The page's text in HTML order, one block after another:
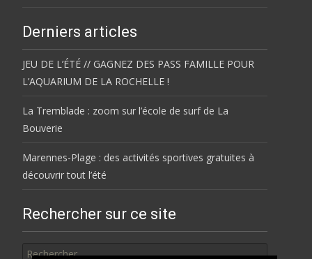
Derniers articles
JEU DE L’ÉTÉ // GAGNEZ DES PASS FAMILLE POUR
L’AQUARIUM DE LA ROCHELLE !
La Tremblade : zoom sur l’école de surf de La
Bouverie
Marennes-Plage : des activités sportives gratuites à
découvrir tout l’été
Rechercher sur ce site